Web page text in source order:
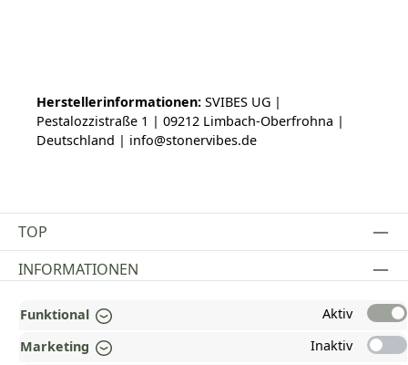
Herstellerinformationen: SVIBES UG |
Pestalozzistraße 1 | 09212 Limbach-Oberfrohna |
Deutschland | info@stonervibes.de
TOP
INFORMATIONEN
GESETZLICHE INFORMATIONEN
ZAHLUNGS- UND VERSANDARTEN
Funktional
Aktiv
Marketing
Inaktiv